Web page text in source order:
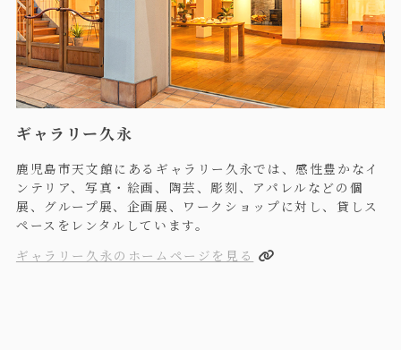
ギャラリー久永
鹿児島市天文館にあるギャラリー久永では、感性豊かなイ
ンテリア、写真・絵画、陶芸、彫刻、アパレルなどの個
展、グループ展、企画展、ワークショップに対し、貸しス
ペースをレンタルしています。
ギャラリー久永のホームページを見る